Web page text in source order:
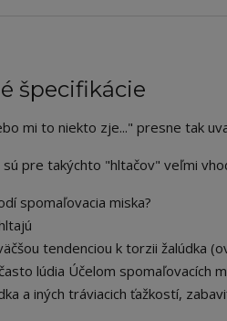
špecifikácie
mi to niekto zje..." presne tak
sú pre takýchto "hltačov" veľmi
spomaľovacia miska?
tendenciou k torzii žalúdka
lúdia Účelom spomaľovacích
a iných tráviacich ťažkostí,